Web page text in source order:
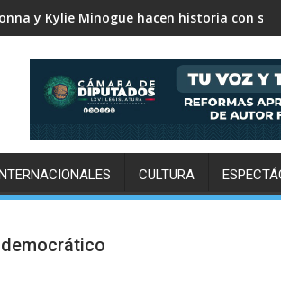
G revela el tracklist de No me arrepiento
CULTURA